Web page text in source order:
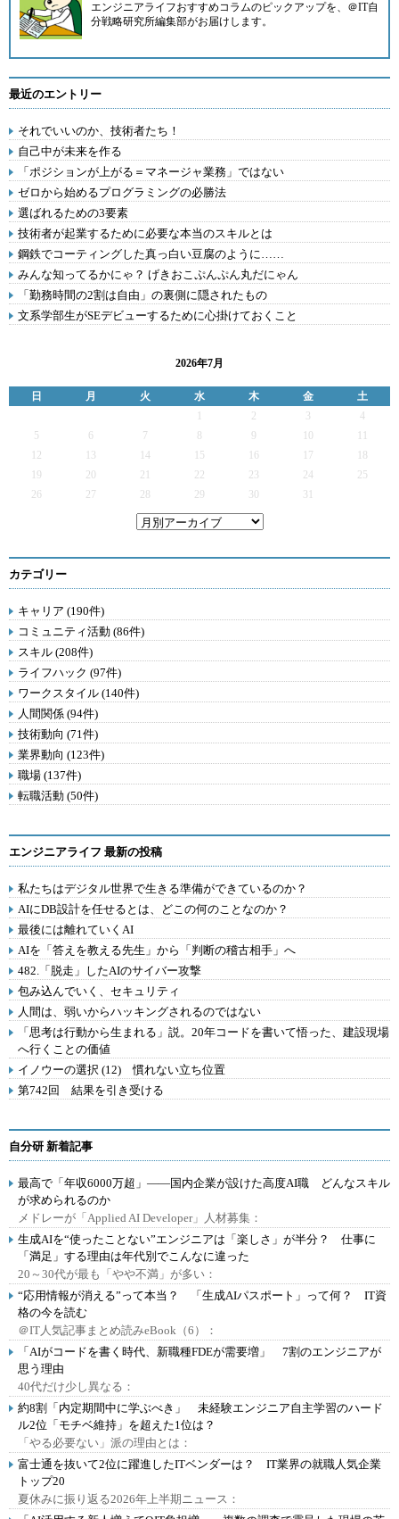
エンジニアライフおすすめコラムのピックアップを、 ＠IT自
分戦略研究所編集部がお届けします。
最近のエントリー
それでいいのか、技術者たち！
自己中が未来を作る
「ポジションが上がる＝マネージャ業務」ではない
ゼロから始めるプログラミングの必勝法
選ばれるための3要素
技術者が起業するために必要な本当のスキルとは
鋼鉄でコーティングした真っ白い豆腐のように……
みんな知ってるかにゃ？ げきおこぷんぷん丸だにゃん
「勤務時間の2割は自由」の裏側に隠されたもの
文系学部生がSEデビューするために心掛けておくこと
2026年7月
日 月 火 水 木 金
土
2 3
4
5
6 7 9
12
13 14 15 16 17
19
20 21 22 23 24
25
26
27 28 29 30 31
カテゴリー
キャリア (190件)
コミュニティ活動 (86件)
スキル (208件)
ライフハック (97件)
ワークスタイル (140件)
人間関係 (94件)
技術動向 (71件)
業界動向 (123件)
職場 (137件)
転職活動 (50件)
エンジニアライフ 最新の投稿
私たちはデジタル世界で生きる準備ができているのか？
AIにDB設計を任せるとは、どこの何のことなのか？
最後には離れていくAI
AIを「答えを教える先生」から「判断の稽古相手」へ
482.「脱走」したAIのサイバー攻撃
包み込んでいく、セキュリティ
人間は、弱いからハッキングされるのではない
「思考は行動から生まれる」説。20年コードを書いて悟った、建設現場
へ行くことの価値
イノウーの選択 (12) 慣れない立ち位置
第742回 結果を引き受ける
自分研 新着記事
最高で「年収6000万超」――国内企業が設けた高度AI職 どんなスキル
が求められるのか
メドレーが「Applied AI Developer」人材募集：
生成AIを“使ったことない”エンジニアは「楽しさ」が半分？ 仕事に
「満足」する理由は年代別でこんなに違った
20～30代が最も「やや不満」が多い：
“応用情報が消える”って本当？ 「生成AIパスポート」って何？ IT資
格の今を読む
＠IT人気記事まとめ読みeBook（6）：
「AIがコードを書く時代、新職種FDEが需要増」 7割のエンジニアが
思う理由
40代だけ少し異なる：
約8割「内定期間中に学ぶべき」 未経験エンジニア自主学習のハード
ル2位「モチベ維持」を超えた1位は？
「やる必要ない」派の理由とは：
富士通を抜いて2位に躍進したITベンダーは？ IT業界の就職人気企業
トップ20
夏休みに振り返る2026年上半期ニュース：